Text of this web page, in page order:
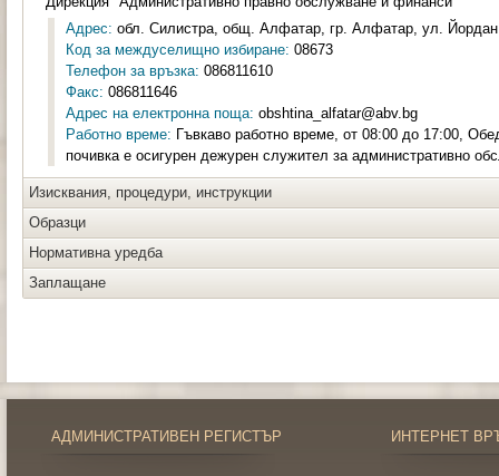
Адрес: обл. Силистра, общ. Алфатар, гр. Алфатар, ул. Йордан
Код за междуселищно избиране: 08673
Телефон за връзка: 086811610
Факс: 086811646
Адрес на електронна поща: obshtina_alfatar@abv.bg
Работно време: Гъвкаво работно време, от 08:00 до 17:00,
почивка е осигурен дежурен служител за административно
Изисквания, процедури, инструкции
Образци
Нормативна уредба
Заплащане
АДМИНИСТРАТИВЕН РЕГИСТЪР ИНТЕРНЕТ